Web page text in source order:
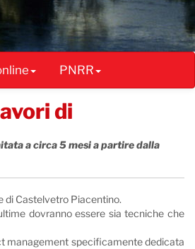
PNRR
di
a circa 5 mesi a partire dalla
di Castelvetro Piacentino.
dovranno essere sia tecniche che
management specificamente dedicata